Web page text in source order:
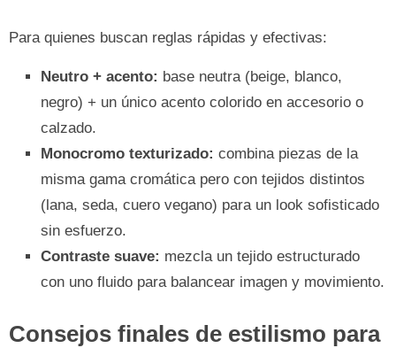
Para quienes buscan reglas rápidas y efectivas:
Neutro + acento: base neutra (beige, blanco,
negro) + un único acento colorido en accesorio o
calzado.
Monocromo texturizado: combina piezas de la
misma gama cromática pero con tejidos distintos
(lana, seda, cuero vegano) para un look sofisticado
sin esfuerzo.
Contraste suave: mezcla un tejido estructurado
con uno fluido para balancear imagen y movimiento.
Consejos finales de estilismo para